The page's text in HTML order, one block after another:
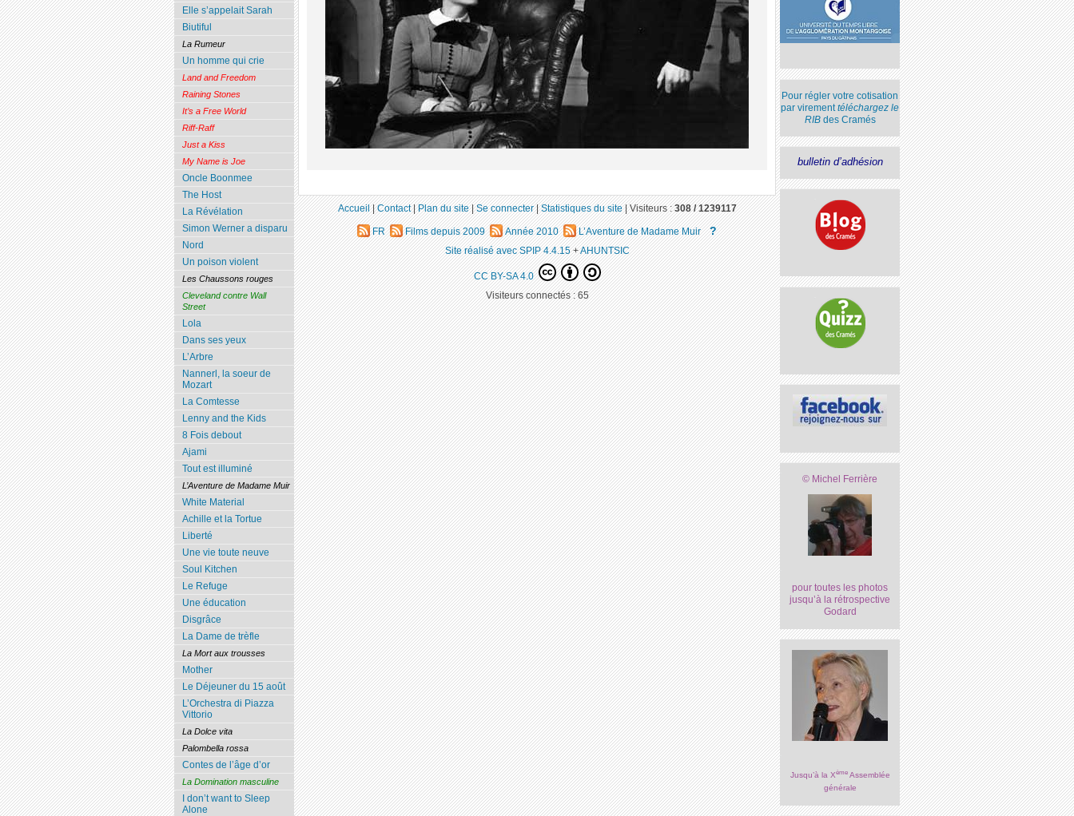
Pour régler votre cotisation
par virementtéléchargez le
RIBdes Cramés
bulletin d’adhésion
© Michel Ferrière
pour toutes les photos
jusqu’à la rétrospective
Godard
Jusqu’à la XèmeAssemblée
générale
Elle s’appelait Sarah
Biutiful
La Rumeur
Un homme qui crie
Land and Freedom
Raining Stones
It’s a Free World
Riff-Raff
Just a Kiss
My Name is Joe
Oncle Boonmee
The Host
La Révélation
Simon Werner a disparu
Nord
Un poison violent
Les Chaussons rouges
Cleveland contre Wall
Street
Lola
Dans ses yeux
L’Arbre
Nannerl, la soeur de
Mozart
La Comtesse
Lenny and the Kids
8 Fois debout
Ajami
Tout est illuminé
L’Aventure de Madame Muir
White Material
Achille et la Tortue
Liberté
Une vie toute neuve
Soul Kitchen
Le Refuge
Une éducation
Disgrâce
La Dame de trèfle
La Mort aux trousses
Mother
Le Déjeuner du 15 août
L’Orchestra di Piazza
Vittorio
La Dolce vita
Palombella rossa
Contes de l’âge d’or
La Domination masculine
I don’t want to Sleep
Alone
Accueil|Contact|Plan du site|Se connecter|Statistiques du site|Visiteurs :308 / 1239117
FR Films depuis 2009 Année 2010 L’Aventure de Madame Muir ?
Site réalisé avec SPIP 4.4.15+AHUNTSIC
CC BY-SA 4.0
Visiteurs connectés :65